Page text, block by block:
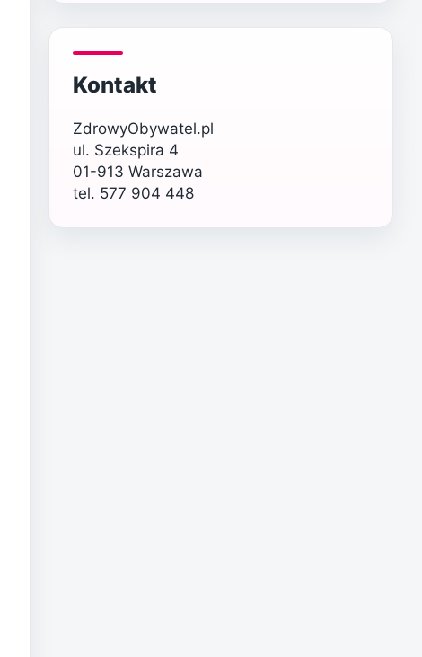
Kontakt
ZdrowyObywatel.pl
ul. Szekspira 4
01-913 Warszawa
tel. 577 904 448